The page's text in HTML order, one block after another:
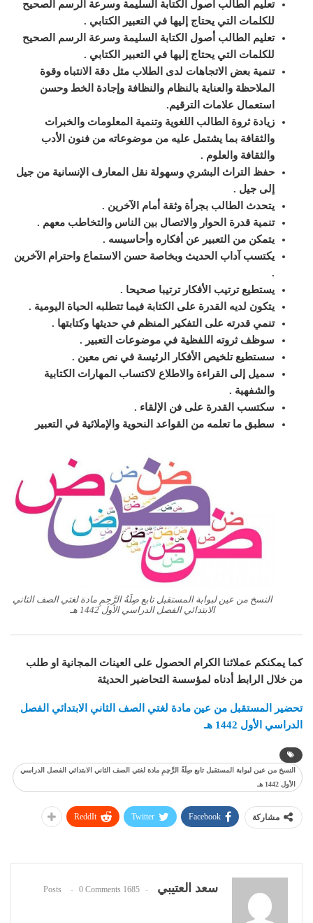
تعليم
الطالب أصول الكتابة السليمة وسرعة الرسم الصحيح
للكلمات التي يحتاج إليها في
التعبير الكتابي .
تعليم
الطالب أصول الكتابة السليمة وسرعة الرسم الصحيح
للكلمات التي يحتاج إليها في
التعبير الكتابي .
تنمية بعض الاتجاهات لدى الطلاب مثل دقة الانتباه وقوة
الملاحظة والعناية بالنظام والنظافة وإجادة الخط وحسن
استعمال علامات
الترقيم.
زيادة ثروة الطالب اللغوية وتنمية المعلومات والخبرات
والثقافة بما يشتمل عليه من موضوعاته من فنون الأدب
والثقافة والعلوم .
حفظ التراث البشري وسهولة نقل المعارف
الإنسانية من جيل
إلى جيل .
يتحدث الطالب بجرأة وثقة أمام الآخرين .
تنمية قدرة الحوار والاتصال بين الناس والتخاطب معهم .
يتمكن من
التعبير عن أفكاره وأحاسيسه .
يكتسب آداب الحديث وبخاصة حسن الاستماع واحترام الآخرين
.
يستطيع ترتيب الأفكار ترتيبا صحيحا .
يتكون لديه القدرة على الكتابة فيما تتطلبه الحياة اليومية .
تنمي قدرته على التفكير المنظم في حديثها وكتابتها .
سوظف ثروته اللفظية في موضوعات التعبير .
سستطيع تلخيص الأفكار الرئيسة في نص معين .
سميل إلى القراءة والاطلاع لاكتساب المهارات الكتابية
والشفهية .
سكتسب القدرة على فن الإلقاء .
سطبق ما تعلمه من القواعد النحوية والإملائية في التعبير
النسخ من عين لبوابة المستقبل تابع صِلَةُ الرَّحِمِ مادة لغتي الصف الثاني
الابتدائي الفصل الدراسي الأول 1442 هـ
كما يمكنكم عملائنا الكرام الحصول على العينات المجانية او طلب
من خلال الرابط أدناه لمؤسسة التحاضير الحديثة
تحضير المستقبل من عين مادة لغتي الصف الثاني الابتدائي الفصل
الدراسي الأول 1442 هـ
النسخ من عين لبوابة المستقبل تابع صِلَةُ الرَّحِمِ مادة لغتي الصف الثاني الابتدائي الفصل الدراسي
الأول 1442 هـ
مشاركة Facebook
Twitter
ReddIt
سعد العتيبي 1685 Posts
0 Comments